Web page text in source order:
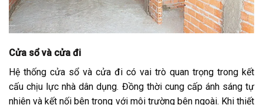
Cửa sổ và cửa đi
Hệ thống cửa sổ và cửa đi có vai trò quan trọng trong kết
cấu chịu lực nhà dân dụng. Đồng thời cung cấp ánh sáng tự
nhiên và kết nối bên trong với môi trường bên ngoài. Khi thiết